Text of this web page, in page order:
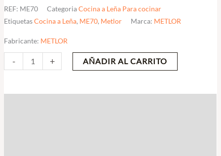
REF: ME70 CategoriaCocina a Leña Para cocinar
EtiquetasCocina a Leña, ME70, Metlor Marca: METLOR
Fabricante: METLOR
- + AÑADIR AL CARRITO